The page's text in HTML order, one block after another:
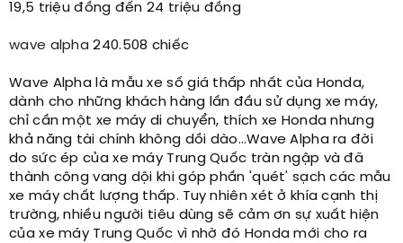
19,5 triệu đồng đến 24 triệu đồng
wave alpha 240.508 chiếc
Wave Alpha là mẫu xe số giá thấp nhất của Honda,
dành cho những khách hàng lần đầu sử dụng xe máy,
chỉ cần một xe máy di chuyển, thích xe Honda nhưng
khả năng tài chính không dồi dào…Wave Alpha ra đời
do sức ép của xe máy Trung Quốc tràn ngập và đã
thành công vang dội khi góp phần 'quét' sạch các mẫu
xe máy chất lượng thấp. Tuy nhiên xét ở khía cạnh thị
trường, nhiều người tiêu dùng sẽ cảm ơn sự xuất hiện
của xe máy Trung Quốc vì nhờ đó Honda mới cho ra